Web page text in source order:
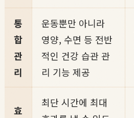
통
합
관
리
운동뿐만 아니라
영양, 수면 등 전반
적인 건강 습관 관
리 기능 제공
효
최단 시간에 최대